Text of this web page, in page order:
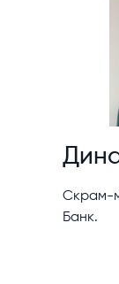
Скрам-
Банк.